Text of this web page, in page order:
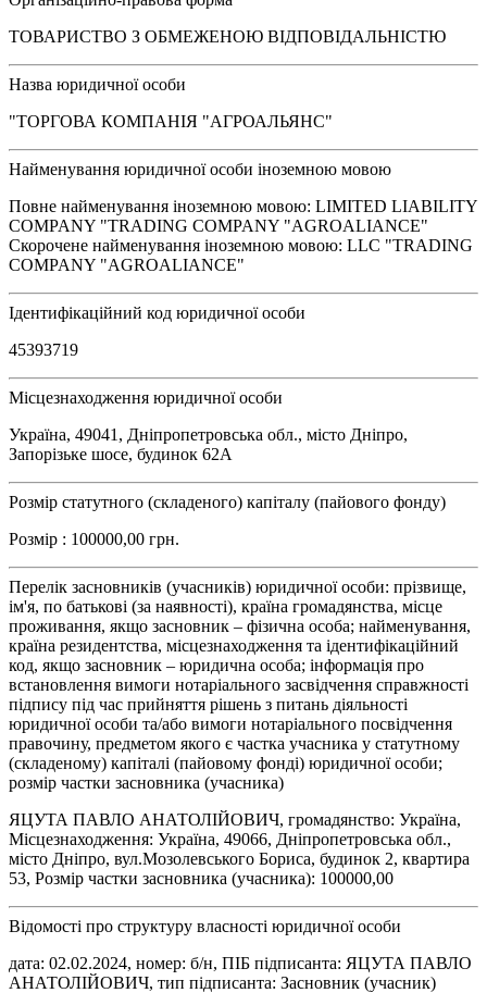
ТОВАРИСТВО З ОБМЕЖЕНОЮ ВІДПОВІДАЛЬНІСТЮ
Назва юридичної особи
"ТОРГОВА КОМПАНІЯ "АГРОАЛЬЯНС"
Найменування юридичної особи іноземною мовою
Повне найменування іноземною мовою: LIMITED LIABILITY
COMPANY "TRADING COMPANY "AGROALIANCE"
Скорочене найменування іноземною мовою: LLC "TRADING
COMPANY "AGROALIANCE"
Ідентифікаційний код юридичної особи
45393719
Місцезнаходження юридичної особи
Україна, 49041, Дніпропетровська обл., місто Дніпро,
Запорізьке шосе, будинок 62А
Розмір статутного (складеного) капіталу (пайового фонду)
Розмір : 100000,00 грн.
Перелік засновників (учасників) юридичної особи: прізвище,
ім'я, по батькові (за наявності), країна громадянства, місце
проживання, якщо засновник – фізична особа; найменування,
країна резидентства, місцезнаходження та ідентифікаційний
код, якщо засновник – юридична особа; інформація про
встановлення вимоги нотаріального засвідчення справжності
підпису під час прийняття рішень з питань діяльності
юридичної особи та/або вимоги нотаріального посвідчення
правочину, предметом якого є частка учасника у статутному
(складеному) капіталі (пайовому фонді) юридичної особи;
розмір частки засновника (учасника)
ЯЦУТА ПАВЛО АНАТОЛІЙОВИЧ, громадянство: Україна,
Місцезнаходження: Україна, 49066, Дніпропетровська обл.,
місто Дніпро, вул.Мозолевського Бориса, будинок 2, квартира
53, Розмір частки засновника (учасника): 100000,00
Відомості про структуру власності юридичної особи
дата: 02.02.2024, номер: б/н, ПІБ підписанта: ЯЦУТА ПАВЛО
АНАТОЛІЙОВИЧ, тип підписанта: Засновник (учасник)